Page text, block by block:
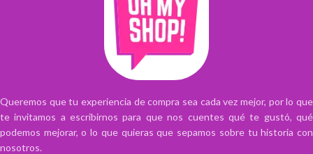
Queremos que tu experiencia de compra sea cada vez mejor, por lo que
te invitamos a escribirnos para que nos cuentes qué te gustó, qué
podemos mejorar, o lo que quieras que sepamos sobre tu historia con
nosotros.